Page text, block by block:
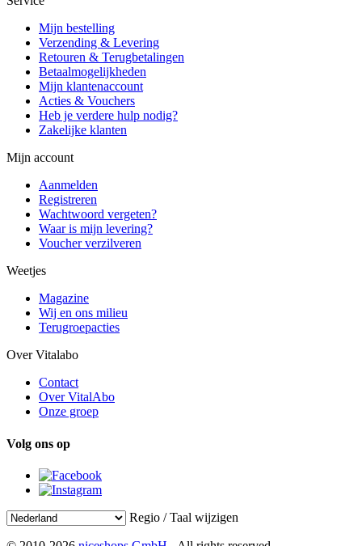
Mijn bestelling
Verzending & Levering
Retouren & Terugbetalingen
Betaalmogelijkheden
Mijn klantenaccount
Acties & Vouchers
Heb je verdere hulp nodig?
Zakelijke klanten
Mijn account
Aanmelden
Registreren
Wachtwoord vergeten?
Waar is mijn levering?
Voucher verzilveren
Weetjes
Magazine
Wij en ons milieu
Terugroepacties
Over Vitalabo
Contact
Over VitalAbo
Onze groep
Volg ons op
Regio / Taal wijzigen